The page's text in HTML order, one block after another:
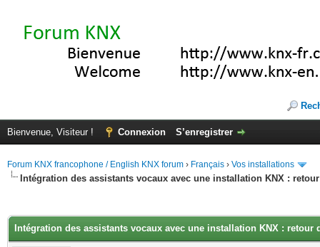
Bienvenue, Visiteur ! Connexion S’enregistrer
Forum KNX francophone / English KNX forum › Français › Vos installations
Intégration des assistants vocaux avec une installation KNX :
Intégration des assistants vocaux avec une installation KNX : retour